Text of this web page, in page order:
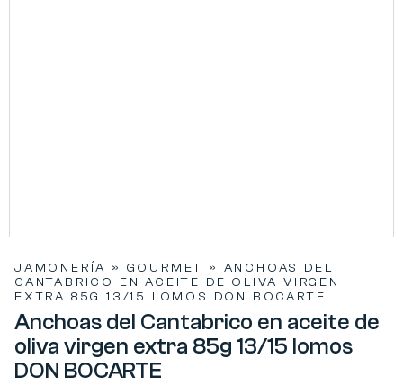
JAMONERÍA » GOURMET » ANCHOAS DEL
CANTABRICO EN ACEITE DE OLIVA VIRGEN
EXTRA 85G 13/15 LOMOS DON BOCARTE
Anchoas del Cantabrico en aceite de
oliva virgen extra 85g 13/15 lomos
DON BOCARTE